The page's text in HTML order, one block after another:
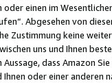
einen im
Abgesehen von
Zustimmung keine
uns und Ihnen
dass Amazon
oder einer